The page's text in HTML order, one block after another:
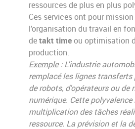
ressources de plus en plus
Ces services ont pour
l’organisation du travail en
de takt time ou optimisation
production.
Exemple: L'industrie
remplacé les lignes
de robots, d'opérateurs ou de
numérique. Cette
multiplication des tâches
ressource. La prévision et la